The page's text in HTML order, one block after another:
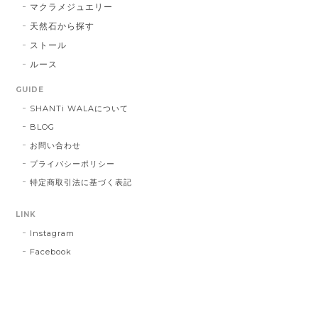
マクラメジュエリー
天然石から探す
ストール
ルース
GUIDE
SHANTi WALAについて
BLOG
お問い合わせ
プライバシーポリシー
特定商取引法に基づく表記
LINK
Instagram
Facebook